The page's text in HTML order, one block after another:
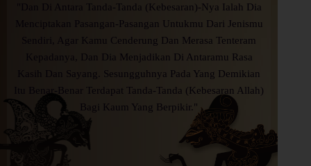
"Dan Di Antara Tanda-Tanda (Kebesaran)-Nya Ialah Dia
Menciptakan Pasangan-Pasangan Untukmu Dari Jenismu
Sendiri, Agar Kamu Cenderung Dan Merasa Tenteram
Kepadanya, Dan Dia Menjadikan Di Antaramu Rasa
Kasih Dan Sayang. Sesungguhnya Pada Yang Demikian
Itu Benar-Benar Terdapat Tanda-Tanda (Kebesaran Allah)
Bagi Kaum Yang Berpikir."